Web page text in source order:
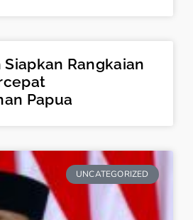
Rangkaian
Papua
UNCATEGORIZED